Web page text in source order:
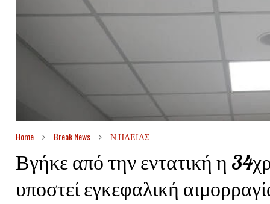
Home Break News Ν.ΗΛΕΙΑΣ
Βγήκε από την εντατική η
υποστεί εγκεφαλική